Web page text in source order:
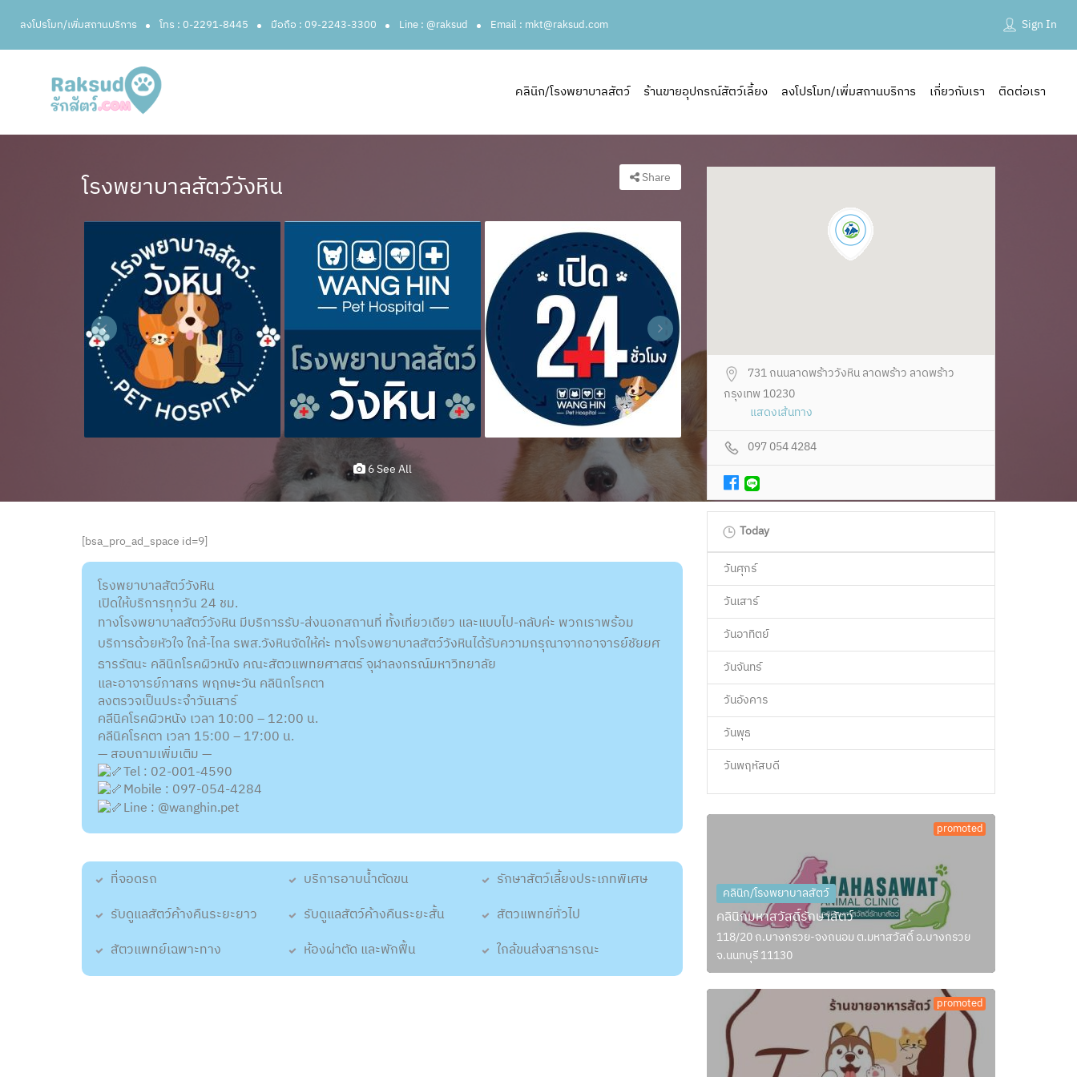
ลงโปรโมท/เพิ่มสถานบริการ โทร : 0-2291-8445 มือถือ : 09-2243-3300 Line : @raksud Email : mkt@raksud.com Sign In
คลินิก/โรงพยาบาลสัตว์ ร้านขายอุปกรณ์สัตว์เลี้ยง ลงโปรโมท/เพิ่มสถานบริการ เกี่ยวกับเรา ติดต่อเรา
โรงพยาบาลสัตว์วังหิน Share
6 See All
[bsa_pro_ad_space id=9]
โรงพยาบาลสัตว์วังหิน
เปิดให้บริการทุกวัน 24 ชม.
ทางโรงพยาบาลสัตว์วังหิน มีบริการรับ-ส่งนอกสถานที่ ทั้งเที่ยวเดียว และแบบไป-กลับค่ะ พวกเราพร้อม
บริการด้วยหัวใจ ใกล้-ไกล รพส.วังหินจัดให้ค่ะ ทางโรงพยาบาลสัตว์วังหินได้รับความกรุณาจากอาจารย์ชัยยศ
ธารรัตนะ คลินิกโรคผิวหนัง คณะสัตวแพทยศาสตร์ จุฬาลงกรณ์มหาวิทยาลัย
และอาจารย์ภาสกร พฤกษะวัน คลินิกโรคตา
ลงตรวจเป็นประจำวันเสาร์
คลีนิคโรคผิวหนัง เวลา 10:00 – 12:00 น.
คลีนิคโรคตา เวลา 15:00 – 17:00 น.
— สอบถามเพิ่มเติม —
Tel : 02-001-4590
Mobile : 097-054-4284
Line : @wanghin.pet
ที่จอดรถ บริการอาบน้ำตัดขน
รักษาสัตว์เลี้ยงประเภทพิเศษ
รับดูแลสัตว์ค้างคืนระยะยาว
รับดูแลสัตว์ค้างคืนระยะสั้น
สัตวแพทย์ทั่วไป
สัตวแพทย์เฉพาะทาง
ห้องผ่าตัด และพักฟื้น ใกล้ขนส่งสาธารณะ
731 ถนนลาดพร้าววังหิน ลาดพร้าว ลาดพร้าว
กรุงเทพ 10230
แสดงเส้นทาง
097 054 4284
Today
วันศุกร์
วันเสาร์
วันอาทิตย์
วันจันทร์
วันอังคาร
วันพุธ
วันพฤหัสบดี
promoted
คลินิก/โรงพยาบาลสัตว์
คลินิกมหาสวัสดิ์รักษาสัตว์
118/20 ถ.บางกรวย-จงถนอม ต.มหาสวัสดิ์ อ.บางกรวย
จ.นนทบุรี 11130
promoted